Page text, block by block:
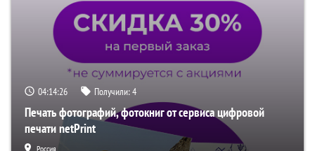
04:14:26 Получили:4
Печать фотографий, фотокниг от сервиса цифровой
печати netPrint
Россия